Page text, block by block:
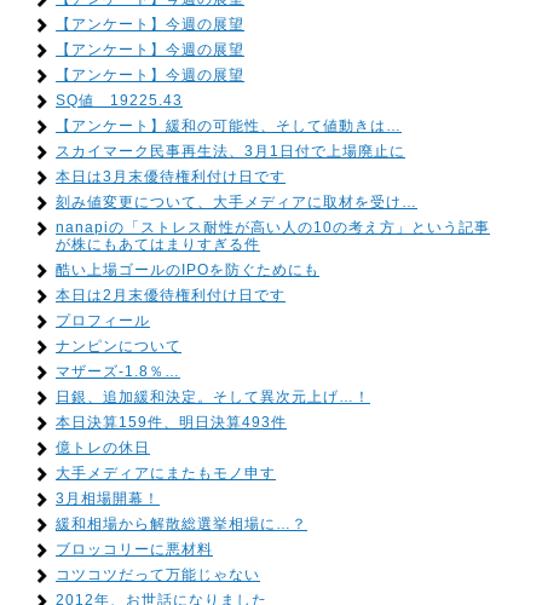
【アンケート】今週の展望
【アンケート】今週の展望
【アンケート】今週の展望
SQ値 19225.43
【アンケート】緩和の可能性、そして値動きは…
スカイマーク民事再生法、3月1日付で上場廃止に
本日は3月末優待権利付け日です
刻み値変更について、大手メディアに取材を受け…
nanapiの「ストレス耐性が高い人の10の考え方」という記事
が株にもあてはまりすぎる件
酷い上場ゴールのIPOを防ぐためにも
本日は2月末優待権利付け日です
プロフィール
ナンピンについて
マザーズ-1.8％…
日銀、追加緩和決定。そして異次元上げ…！
本日決算159件、明日決算493件
億トレの休日
大手メディアにまたもモノ申す
3月相場開幕！
緩和相場から解散総選挙相場に…？
ブロッコリーに悪材料
コツコツだって万能じゃない
2012年、お世話になりました